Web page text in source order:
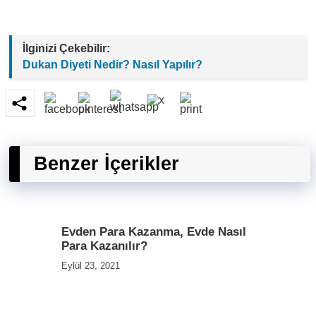
İlginizi Çekebilir:
Dukan Diyeti Nedir? Nasıl Yapılır?
Benzer İçerikler
Evden Para Kazanma, Evde Nasıl
Para Kazanılır?
Eylül 23, 2021